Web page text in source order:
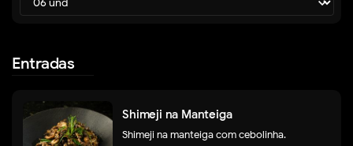
A partir
de99
Entradas
Shimeji na Manteiga
Shimeji na manteiga com cebolinha.